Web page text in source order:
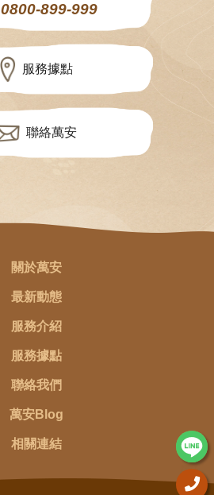
0800-899-999
服務據點
聯絡萬安
關於萬安
最新動態
服務介紹
服務據點
聯絡我們
萬安Blog
相關連結